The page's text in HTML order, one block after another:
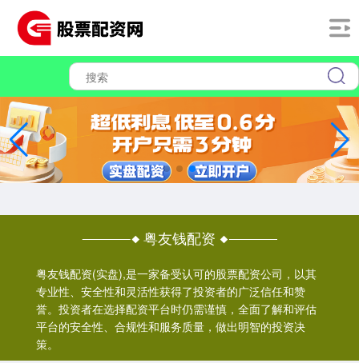
粤友钱配资
粤友钱配资(实盘),是一家备受认可的股票配资公司，以其
专业性、安全性和灵活性获得了投资者的广泛信任和赞
誉。投资者在选择配资平台时仍需谨慎，全面了解和评估
平台的安全性、合规性和服务质量，做出明智的投资决
策。